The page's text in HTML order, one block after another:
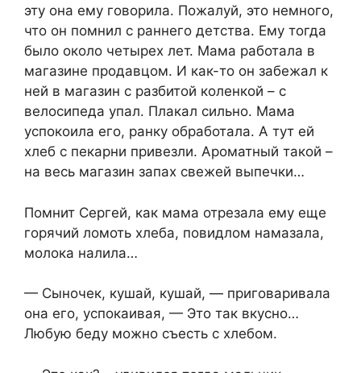
эту она ему говорила. Пожалуй, это немного,
что он помнил с раннего детства. Ему тогда
было около четырех лет. Мама работала в
магазине продавцом. И как-то он забежал к
ней в магазин с разбитой коленкой – с
велосипеда упал. Плакал сильно. Мама
успокоила его, ранку обработала. А тут ей
хлеб с пекарни привезли. Ароматный такой –
на весь магазин запах свежей выпечки…
Помнит Сергей, как мама отрезала ему еще
горячий ломоть хлеба, повидлом намазала,
молока налила…
— Сыночек, кушай, кушай, — приговаривала
она его, успокаивая, — Это так вкусно…
Любую беду можно съесть с хлебом.